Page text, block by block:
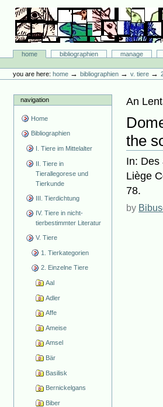
content.
navigation
Bibliographie-Portal
Sectionshome bibliographien manage
tools
you are here: home →bibliographien →v. tiere →
navigation
Home
Bibliographien
I. Tiere im Mittelalter
II. Tiere in
Tierallegorese und
Tierkunde
III. Tierdichtung
IV. Tiere in nicht-
tierbestimmter Literatur
V. Tiere
1. Tierkategorien
2. Einzelne Tiere
Aal
Adler
Affe
Ameise
Amsel
Bär
Basilisk
Bernickelgans
Biber
An
the
In: Des
Liège
78.
by